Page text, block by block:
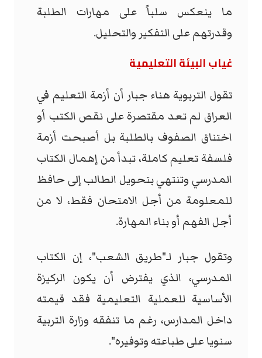
ما ينعكس سلباً على مهارات الطلبة
وقدرتهم على التفكير والتحليل.
غياب البيئة التعليمية
تقول التربوية هناء جبار أن أزمة التعليم في
العراق لم تعد مقتصرة على نقص الكتب أو
اختناق الصفوف بالطلبة بل أصبحت أزمة
فلسفة تعليم كاملة، تبدأ من إهمال الكتاب
المدرسي وتنتهي بتحويل الطالب إلى حافظ
للمعلومة من أجل الامتحان فقط، لا من
أجل الفهم أو بناء المهارة.
وتقول جبار لـ"طريق الشعب"، إن الكتاب
المدرسي، الذي يفترض أن يكون الركيزة
الأساسية للعملية التعليمية فقد قيمته
داخل المدارس، رغم ما تنفقه وزارة التربية
سنويا على طباعته وتوفيره".